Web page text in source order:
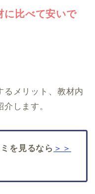
に比べて安いで
るメリット、教材内
します。
を見るなら ＞＞